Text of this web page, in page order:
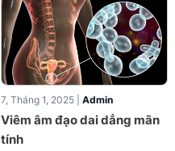
7, Tháng 1, 2025 | Admin
Viêm âm đạo dai dẳng mãn
tính